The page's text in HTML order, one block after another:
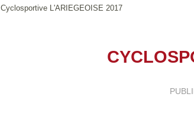
Cyclosportive L'ARIEGEOISE 2017